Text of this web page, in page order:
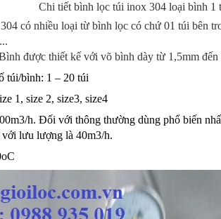
Chi tiết bình lọc túi inox 304 loại bình 1
có nhiều loại từ bình lọc có chứ 01 túi bên
được thiết kế với võ bình dày từ 1,5mm đến
túi/bình: 1 – 20 túi
1, size 2, size3, size4
h. Đối với thông thường dùng phổ biến
lưu lượng là 40m3/h.